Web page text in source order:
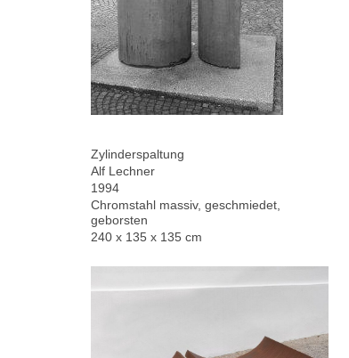
Zylinderspaltung
Alf Lechner
1994
Chromstahl massiv, geschmiedet,
geborsten
240 x 135 x 135 cm